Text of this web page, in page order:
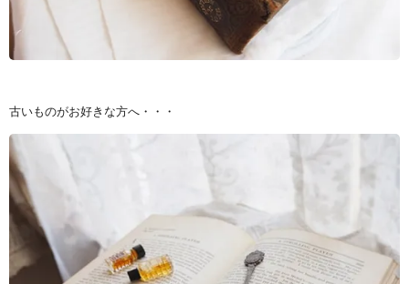
古いものがお好きな方へ・・・